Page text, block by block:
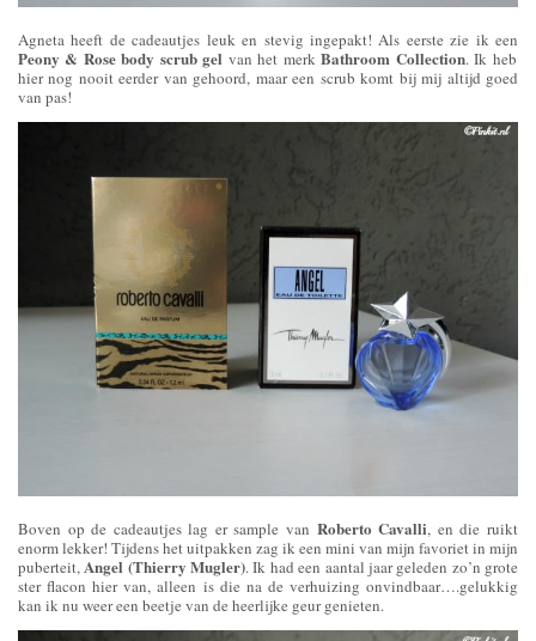
Agneta heeft de cadeautjes leuk en stevig ingepakt! Als eerste zie ik een
Peony & Rose body scrub gel van het merkBathroom Collection. Ik heb
hier nog nooit eerder van gehoord, maar een scrub komt bij mij altijd goed
van pas!
Boven op de cadeautjes lag er sample van Roberto Cavalli, en die ruikt
enorm lekker! Tijdens het uitpakken zag ik een mini van mijn favoriet in mijn
puberteit,Angel (Thierry Mugler). Ik had een aantal jaar geleden zo’n grote
ster flacon hier van, alleen is die na de verhuizing onvindbaar….gelukkig
kan ik nu weer een beetje van de heerlijke geur genieten.